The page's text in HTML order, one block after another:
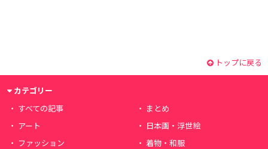
トップに戻る
カテゴリー
すべての記事
まとめ
アート
日本画・浮世絵
ファッション
着物・和服